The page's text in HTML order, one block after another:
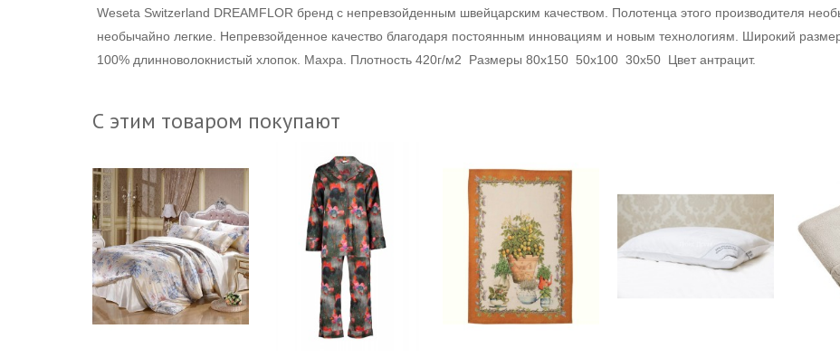
Weseta Switzerland DREAMFLOR бренд с непревзойденным швейцарским качеством. Полотенца этого производителя
необычайно легкие. Непревзойденное качество благодаря постоянным инновациям и новым технологиям. Широкий
100% длинноволокнистый хлопок. Махра. Плотность 420г/м2 Размеры 80х150 50х100 30х50 Цвет антрацит.
С этим товаром покупают